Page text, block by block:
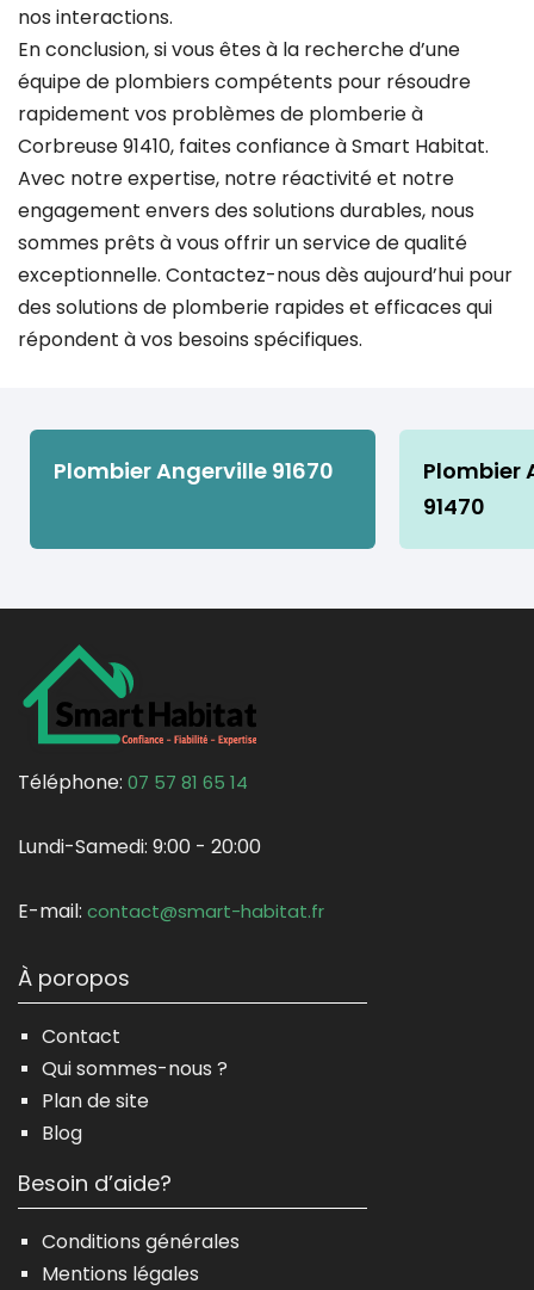
nos interactions.
En conclusion, si vous êtes à la recherche d’une
équipe de plombiers compétents pour résoudre
rapidement vos problèmes de plomberie à
Corbreuse 91410, faites confiance à Smart Habitat.
Avec notre expertise, notre réactivité et notre
engagement envers des solutions durables, nous
sommes prêts à vous offrir un service de qualité
exceptionnelle. Contactez-nous dès aujourd’hui pour
des solutions de plomberie rapides et efficaces qui
répondent à vos besoins spécifiques.
Plombier Angerville 91670
Plombier
91470
Téléphone: 07 57 81 65 14
Lundi-Samedi: 9:00 - 20:00
E-mail: contact@smart-habitat.fr
À poropos
Contact
Qui sommes-nous ?
Plan de site
Blog
Besoin d’aide?
Conditions générales
Mentions légales